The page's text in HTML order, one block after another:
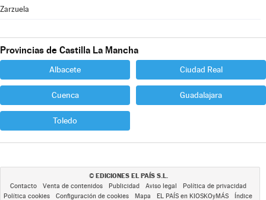
Zarzuela
Provincias de Castilla La Mancha
Albacete Ciudad Real
Cuenca Guadalajara
Toledo
© EDICIONES EL PAÍS S.L.
Contacto Venta de contenidos Publicidad Aviso legal
Política de privacidad
Política cookies
Configuración de cookies Mapa EL PAÍS en KIOSKOyMÁS Índice